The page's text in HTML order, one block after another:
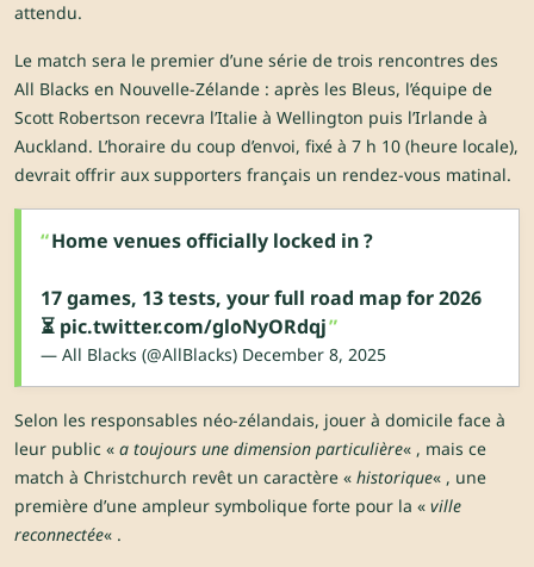
attendu.
Le match sera le premier d’une série de trois rencontres des
All Blacks en Nouvelle-Zélande : après les Bleus, l’équipe de
Scott Robertson recevra l’Italie à Wellington puis l’Irlande à
Auckland. L’horaire du coup d’envoi, fixé à 7 h 10 (heure locale),
devrait offrir aux supporters français un rendez-vous matinal.
Home venues officially locked in ?
17 games, 13 tests, your full road map for 2026
⏳ pic.twitter.com/gloNyORdqj
— All Blacks (@AllBlacks) December 8, 2025
Selon les responsables néo-zélandais, jouer à domicile face à
leur public « a toujours une dimension particulière« , mais ce
match à Christchurch revêt un caractère « historique« , une
première d’une ampleur symbolique forte pour la « ville
reconnectée« .